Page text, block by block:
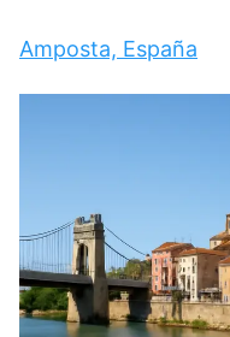
Amposta, España